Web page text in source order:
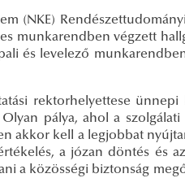
(NKE)
munkarendben végzett
és levelező
rektorhelyettese
Olyan pálya, ahol a
akkor kell a legjobbat
a józan döntés és
a közösségi biztonság